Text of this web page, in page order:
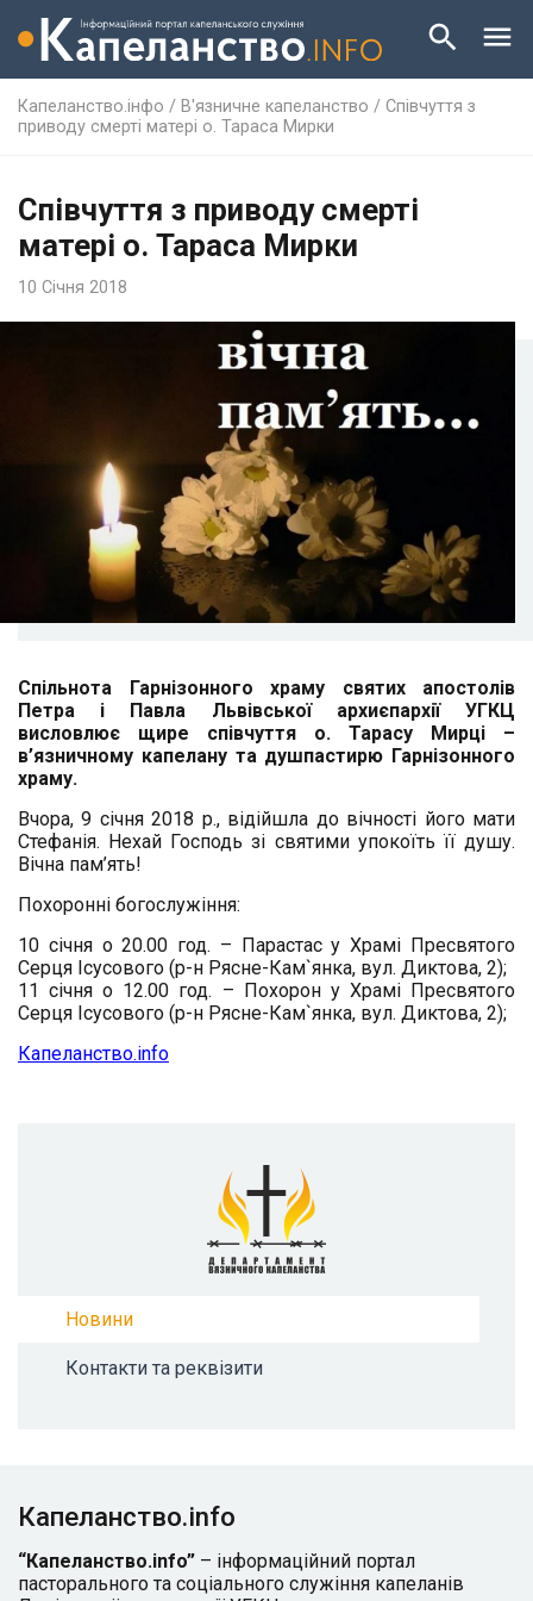
Капеланство.інфо / В'язничне капеланство / Співчуття з
приводу смерті матері о. Тараса Мирки
Співчуття з приводу смерті
матері о. Тараса Мирки
10 Січня 2018
Спільнота Гарнізонного храму святих апостолів
Петра і Павла Львівської архиєпархії УГКЦ
висловлює щире співчуття о. Тарасу Мирці –
в’язничному капелану та душпастирю Гарнізонного
храму.
Вчора, 9 січня 2018 р., відійшла до вічності його мати
Стефанія. Нехай Господь зі святими упокоїть її душу.
Вічна пам’ять!
Похоронні богослужіння:
10 січня о 20.00 год. – Парастас у Храмі Пресвятого
Серця Ісусового (р-н Рясне-Кам`янка, вул. Диктова, 2);
11 січня о 12.00 год. – Похорон у Храмі Пресвятого
Серця Ісусового (р-н Рясне-Кам`янка, вул. Диктова, 2);
Капеланство.info
Новини
Контакти та реквізити
Капеланство.info
“Капеланство.info” – інформаційний портал
пасторального та соціального служіння капеланів